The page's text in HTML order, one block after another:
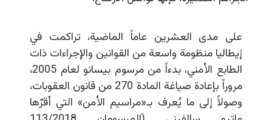
على مدى العشرين عاماً الماضية، تراكمت في
إيطاليا منظومة واسعة من القوانين والإجراءات ذات
الطابع الأمني، بدءاً من مرسوم بيسانو لعام 2005،
مروراً بإعادة صياغة المادة 270 من قانون العقوبات،
وصولاً إلى ما يُعرف بـ«مراسيم الأمن» التي أقرّها